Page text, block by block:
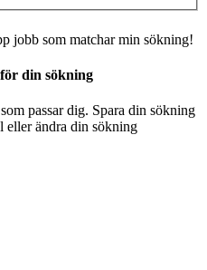
jobb som matchar min sökning!
din sökning
passar dig. Spara din sökning
eller ändra din sökning